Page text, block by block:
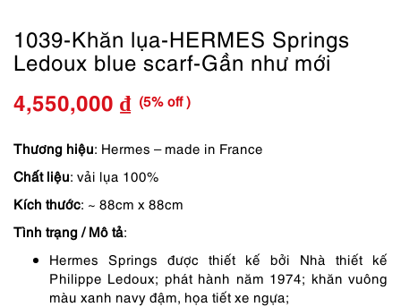
1039-Khăn lụa-HERMES Springs
Ledoux blue scarf-Gần như mới
Giá
gốc
là:
4,790,000 ₫.
4,550,000 ₫
Giá
hiện
tại
là:
(5% off )
Thương hiệu: Hermes – made in France
Chất liệu: vải lụa 100%
Kích thước: ~ 88cm x 88cm
Tình trạng / Mô tả:
Hermes Springs được thiết kế bởi Nhà thiết kế
Philippe Ledoux; phát hành năm 1974; khăn vuông
màu xanh navy đậm, họa tiết xe ngựa;